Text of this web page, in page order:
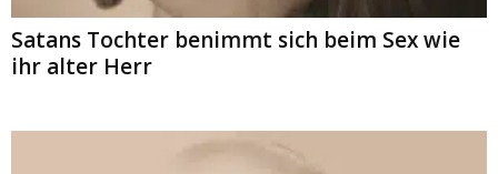
Satans Tochter benimmt sich beim Sex wie
ihr alter Herr